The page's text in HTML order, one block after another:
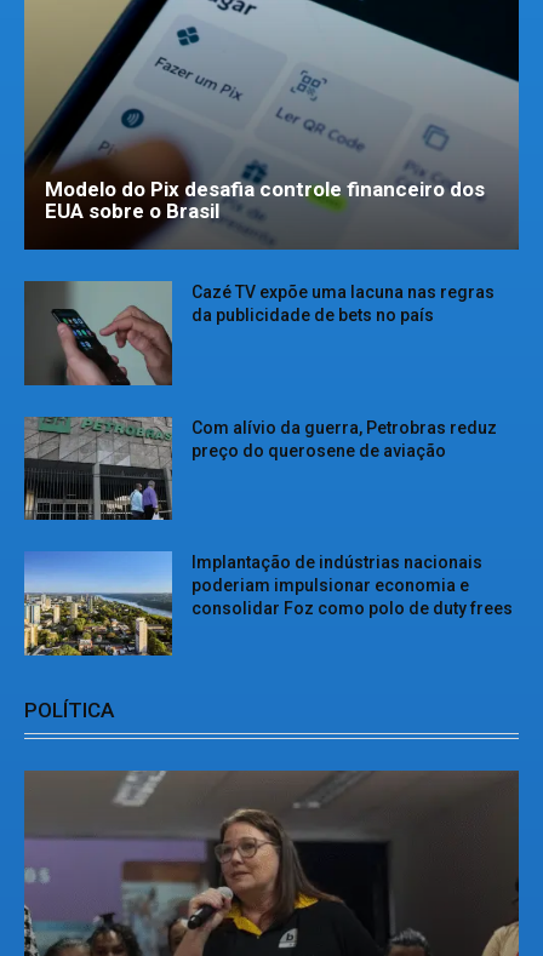
Modelo do Pix desafia controle financeiro dos
EUA sobre o Brasil
Cazé TV expõe uma lacuna nas regras
da publicidade de bets no país
Com alívio da guerra, Petrobras reduz
preço do querosene de aviação
Implantação de indústrias nacionais
poderiam impulsionar economia e
consolidar Foz como polo de duty frees
POLÍTICA